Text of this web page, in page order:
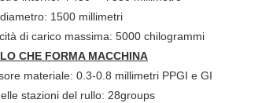
1500 millimetri
di carico massima: 5000 chilogrammi
CHE FORMA MACCHINA
materiale: 0.3-0.8 millimetri PPGI e GI
stazioni del rullo: 28groups